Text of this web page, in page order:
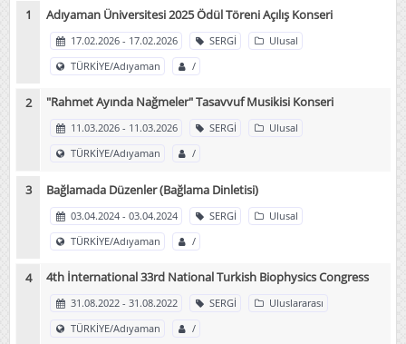
Adıyaman Üniversitesi 2025 Ödül Töreni Açılış Konseri
17.02.2026 - 17.02.2026 SERGİ
Ulusal
TÜRKİYE/Adıyaman
/
"Rahmet Ayında Nağmeler" Tasavvuf Musikisi Konseri
11.03.2026 - 11.03.2026 SERGİ
Ulusal
TÜRKİYE/Adıyaman
/
Bağlamada Düzenler (Bağlama Dinletisi)
03.04.2024 - 03.04.2024 SERGİ
Ulusal
TÜRKİYE/Adıyaman
/
4th İnternational 33rd National Turkish Biophysics Congress
31.08.2022 - 31.08.2022 SERGİ
Uluslararası
TÜRKİYE/Adıyaman
/